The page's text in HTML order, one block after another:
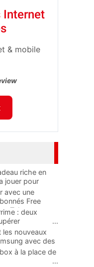
Internet
& mobile
riche en
jouer pour
avec une
Free
Telecom
: deux
...
les nouveaux
avec des
...
à la place de
...